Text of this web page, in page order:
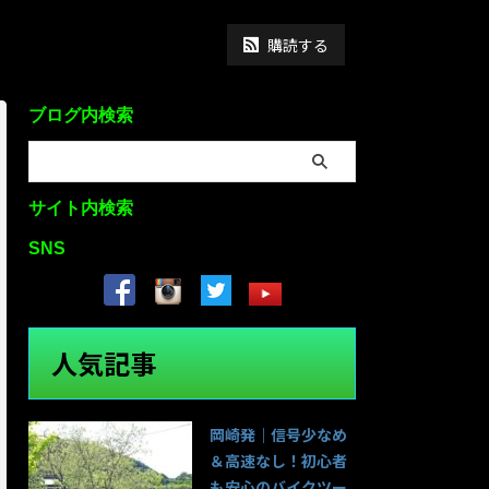
購読する
ブログ内検索
サイト内検索
SNS
人気記事
岡崎発｜信号少なめ
＆高速なし！初心者